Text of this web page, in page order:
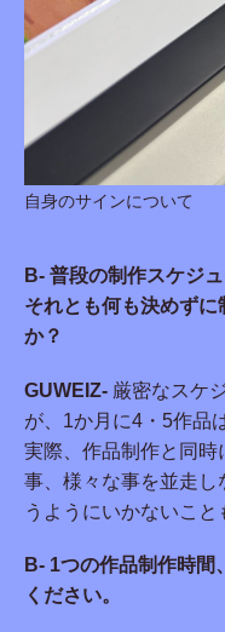
自身のサインについて
B- 普段の制作スケジ
それとも何も決めず
か？
GUWEIZ- 厳密なスケ
が、1か月に4・5作品
実際、作品制作と同
事、様々な事を並走し
うようにいかないこと
B- 1つの作品制作時間
ください。